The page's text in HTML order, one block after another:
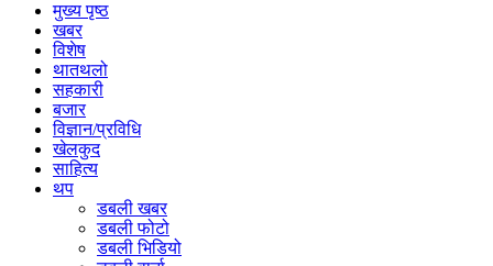
मुख्य पृष्ठ
खबर
विशेष
थातथलो
सहकारी
बजार
विज्ञान/प्रविधि
खेलकुद
साहित्य
थप
डबली खबर
डबली फोटो
डबली भिडियो